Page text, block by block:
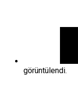
görüntülendi.